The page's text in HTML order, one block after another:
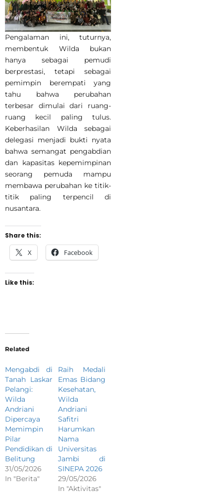
Pengalaman ini, tuturnya,
membentuk Wilda bukan
hanya sebagai pemudi
berprestasi, tetapi sebagai
pemimpin berempati yang
tahu bahwa perubahan
terbesar dimulai dari ruang-
ruang kecil paling tulus.
Keberhasilan Wilda sebagai
delegasi menjadi bukti nyata
bahwa semangat pengabdian
dan kapasitas kepemimpinan
seorang pemuda mampu
membawa perubahan ke titik-
titik paling terpencil di
nusantara.
Share this:
X Facebook
Like this:
Related
Mengabdi di
Tanah Laskar
Pelangi:
Wilda
Andriani
Dipercaya
Memimpin
Pilar
Pendidikan di
Belitung
31/05/2026
In "Berita"
Raih Medali
Emas Bidang
Kesehatan,
Wilda
Andriani
Safitri
Harumkan
Nama
Universitas
Jambi di
SINEPA 2026
29/05/2026
In "Aktivitas"